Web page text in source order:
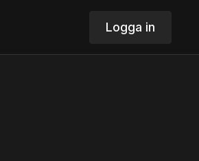
Logga in